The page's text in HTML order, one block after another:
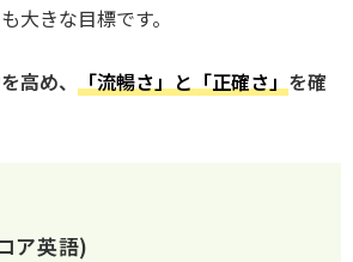
大きな目標です。
高め、 「流暢さ」と「正確さ」を確
ア英語)